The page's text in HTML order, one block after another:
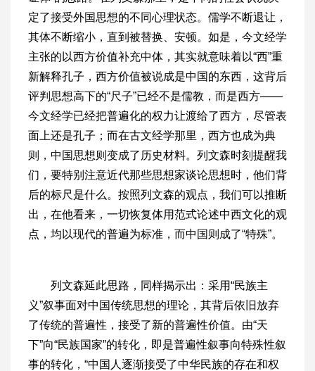
定了接受外国思想的不同心理状态。儒学不断退让，
其体不断缩小，直到被替换、安顿。如是，今文经学
主张的以西方价值补充中体，其实就意味着以“西”重
新解释孔子，西方价值被说成是中国的东西，这背后
评判思想高下的“尺子”已经不是儒教，而是西方——
今文经学已经把普遍化的权力让渡给了西方，尽管表
面上还是孔子；而在古文经学那里，西方也成为典
则，中国思想则变成了历史材料。列文森时刻提醒我
们，要特别注意近代那些思想家谈论思想时，他们背
后的标尺是什么。按照列文森的观点，我们可以推断
出，在他看来，一切恢复体用范式论述中西文化的观
点，均以现代的普遍为标准，而中国则成了“特殊”。
列文森延此思路，同样揭示出：采用“民族主
义”叙事面对中国传统思想的理论，其背后依旧放弃
了传统的普遍性，接受了新的普遍性价值。由“天
下”向“民族国家”的转化，即是普遍性叙事向特殊性叙
事的转化，“中国人逐渐接受了中华民族的存在和权